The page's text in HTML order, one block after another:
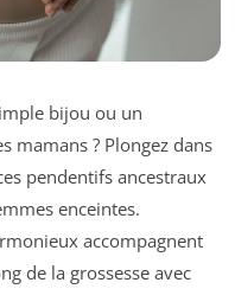
bijou ou un
mamans ? Plongez dans
pendentifs ancestraux
enceintes.
accompagnent
de la grossesse avec